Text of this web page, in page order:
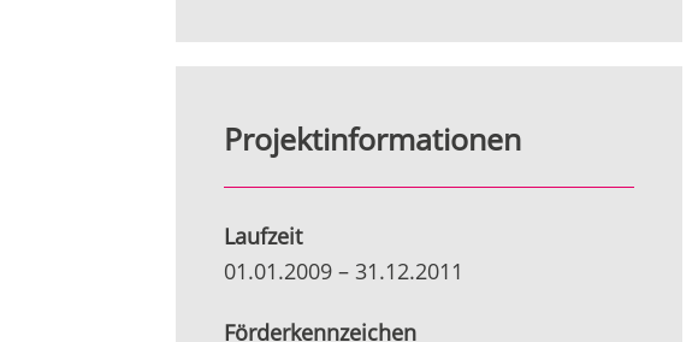
Projektinformationen
Laufzeit
01.01.2009– 31.12.2011
Förderkennzeichen